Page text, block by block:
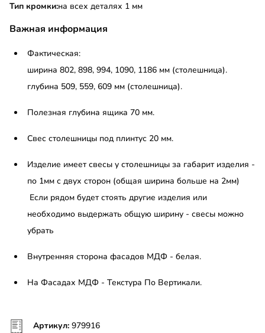
Тип кромки:на всех деталях 1 мм
Важная информация
Фактическая:
ширина 802, 898, 994, 1090, 1186 мм (столешница).
глубина 509, 559, 609 мм (столешница).
Полезная глубина ящика 70 мм.
Свес столешницы под плинтус 20 мм.
Изделие имеет свесы у столешницы за габарит изделия -
по 1мм с двух сторон (общая ширина больше на 2мм)
Если рядом будет стоять другие изделия или
необходимо выдержать общую ширину - свесы можно
убрать
Внутренняя сторона фасадов МДФ - белая.
На Фасадах МДФ - Текстура По Вертикали.
Артикул: 979916